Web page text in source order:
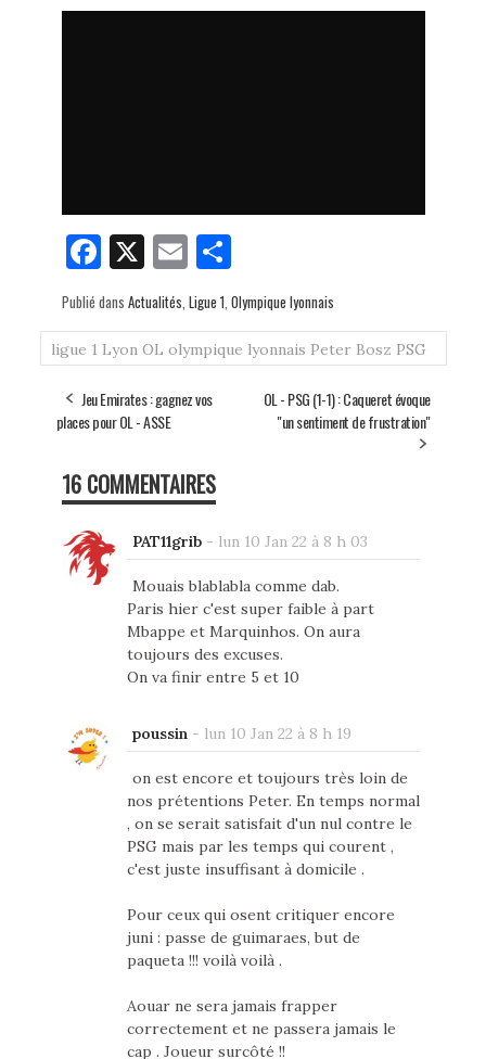
Fa
ce
bo
ok
X E
m
ail
Pa
rt
ag
er
Publié dans Actualités Ligue 1 Olympique lyonnais
ligue 1 Lyon OL olympique lyonnais Peter Bosz PSG
Jeu Emirates : gagnez vos
places pour OL - ASSE
OL - PSG (1-1) : Caqueret évoque
"un sentiment de frustration"
16 COMMENTAIRES
PAT11grib- lun 10 Jan 22 à 8 h 03
Mouais blablabla comme dab.
Paris hier c'est super faible à part
Mbappe et Marquinhos. On aura
toujours des excuses.
On va finir entre 5 et 10
poussin- lun 10 Jan 22 à 8 h 19
on est encore et toujours très loin de
nos prétentions Peter. En temps normal
, on se serait satisfait d'un nul contre le
PSG mais par les temps qui courent ,
c'est juste insuffisant à domicile .
Pour ceux qui osent critiquer encore
juni : passe de guimaraes, but de
paqueta !!! voilà voilà .
Aouar ne sera jamais frapper
correctement et ne passera jamais le
cap . Joueur surcôté !!